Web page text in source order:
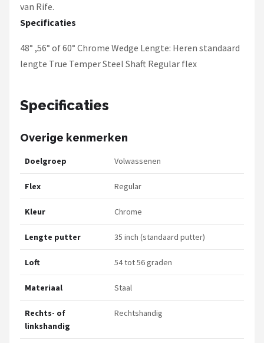
van Rife.
Specificaties
48° ,56° of 60° Chrome Wedge Lengte: Heren standaard
lengte True Temper Steel Shaft Regular flex
Specificaties
Overige kenmerken
Doelgroep Volwassenen
Flex Regular
Kleur Chrome
Lengte putter 35 inch (standaard putter)
Loft 54 tot 56 graden
Materiaal Staal
Rechts- of
linkshandig
Rechtshandig